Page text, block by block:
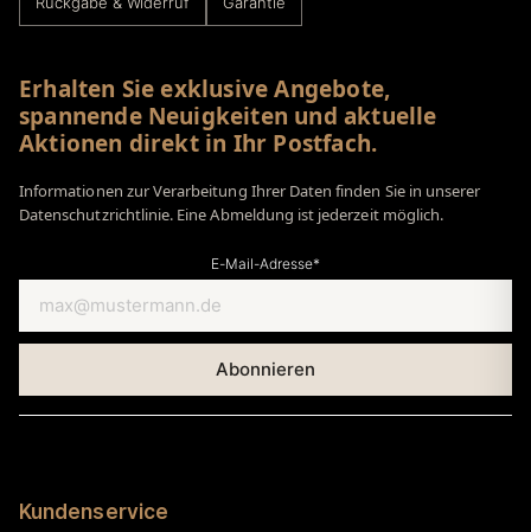
Erhalten Sie exklusive Angebote,
spannende Neuigkeiten und aktuelle
Aktionen direkt in Ihr Postfach.
Informationen zur Verarbeitung Ihrer Daten finden Sie in unserer
Datenschutzrichtlinie. Eine Abmeldung ist jederzeit möglich.
E-Mail-Adresse*
Kundenservice